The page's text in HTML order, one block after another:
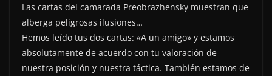
Las cartas del camarada Preobrazhensky muestran que
alberga peligrosas ilusiones…
Hemos leído tus dos cartas: «A un amigo» y estamos
absolutamente de acuerdo con tu valoración de
nuestra posición y nuestra táctica. También estamos de